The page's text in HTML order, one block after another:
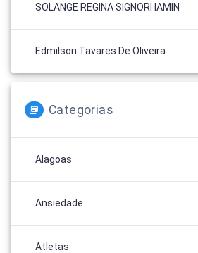
SOLANGE REGINA SIGNORI IAMIN
Edmilson Tavares De Oliveira
Categorias
Alagoas
Ansiedade
Atletas